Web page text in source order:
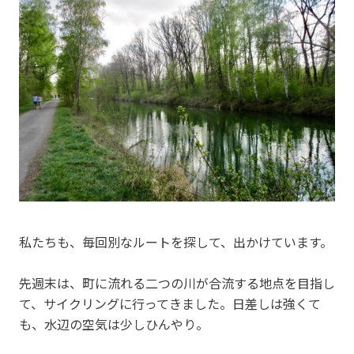
私たちも、毎回別なルートを探して、出かけています。
先週末は、町に流れる二つの川が合流する地点を目指し
て、サイクリングに行ってきました。日差しは強くて
も、水辺の空気は少しひんやり。